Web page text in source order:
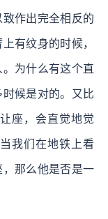
作出完全相反的
有纹身的时候，
为什么有这个直
候是对的。又比
座，会直觉地觉
我们在地铁上看
那么他是否是一